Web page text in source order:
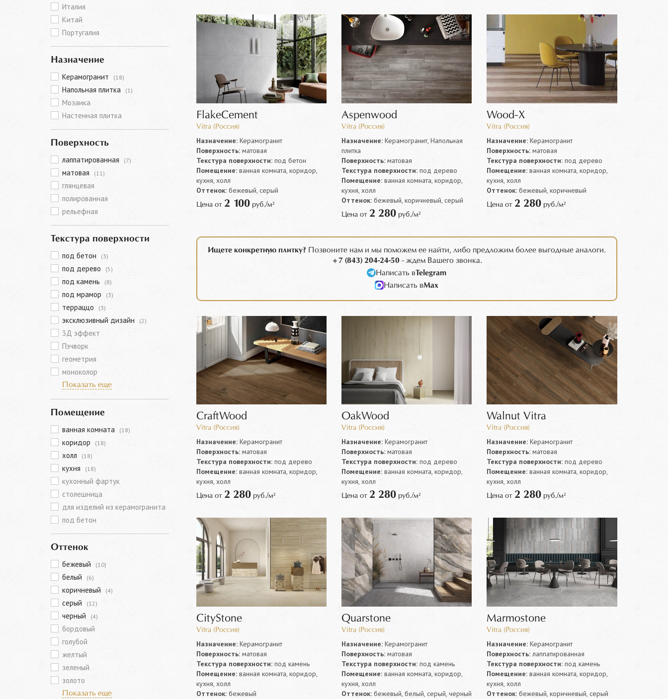
Италия
Китай
Португалия
Назначение
Керамогранит (18)
Напольная плитка (1)
Мозаика
Настенная плитка
Поверхность
лаппатированная (7)
матовая (11)
глянцевая
полированная
рельефная
Текстура поверхности
под бетон (3)
под дерево (5)
под камень (8)
под мрамор (3)
терраццо (3)
эксклюзивный дизайн (2)
3Д эффект
Пэчворк
геометрия
моноколор
Показать еще
Помещение
ванная комната (18)
коридор (18)
холл (18)
кухня (18)
кухонный фартук
столешница
для изделий из керамогранита
под бетон
Оттенок
бежевый (10)
белый (6)
коричневый (4)
серый (12)
черный (4)
бордовый
голубой
желтый
зеленый
золото
Показать еще
FlakeCement
Vitra (Россия)
Назначение:Керамогранит
Поверхность:матовая
Текстура поверхности:под бетон
Помещение:ванная комната, коридор,
кухня, холл
Оттенок:бежевый, серый
Цена от 2 100руб./м²
Aspenwood
Vitra (Россия)
Назначение:Керамогранит, Напольная
плитка
Поверхность:матовая
Текстура поверхности:под дерево
Помещение:ванная комната, коридор,
кухня, холл
Оттенок:бежевый, коричневый, серый
Цена от 2 280руб./м²
Wood-X
Vitra (Россия)
Назначение: Керамогранит
Поверхность: матовая
Текстура поверхности: под дерево
Помещение: ванная комната, коридор,
кухня, холл
Оттенок: бежевый, коричневый
Цена от 2 280 руб./м²
Ищете конкретную плитку? Позвоните нам и мы поможем ее найти, либо предложим более выгодные аналоги.
+7 (843) 204-24-50 - ждем Вашего звонка.
Написать вTelegram
Написать вMax
CraftWood
Vitra (Россия)
Назначение:Керамогранит
Поверхность:матовая
Текстура поверхности:под дерево
Помещение:ванная комната, коридор,
кухня, холл
Цена от 2 280руб./м²
OakWood
Vitra (Россия)
Назначение:Керамогранит
Поверхность:матовая
Текстура поверхности:под дерево
Помещение:ванная комната, коридор,
кухня, холл
Цена от 2 280руб./м²
Walnut Vitra
Vitra (Россия)
Назначение: Керамогранит
Поверхность: матовая
Текстура поверхности: под дерево
Помещение: ванная комната, коридор,
кухня, холл
Цена от 2 280 руб./м²
CityStone
Vitra (Россия)
Назначение:Керамогранит
Поверхность:матовая
Текстура поверхности:под камень
Помещение:ванная комната, коридор,
кухня, холл
Оттенок:бежевый
Quarstone
Vitra (Россия)
Назначение:Керамогранит
Поверхность:матовая
Текстура поверхности:под камень
Помещение:ванная комната, коридор,
кухня, холл
Оттенок:бежевый, белый, серый, черный
Marmostone
Vitra (Россия)
Назначение: Керамогранит
Поверхность: лаппатированная
Текстура поверхности: под камень
Помещение: ванная комната, коридор,
кухня, холл
Оттенок: бежевый, коричневый, серый